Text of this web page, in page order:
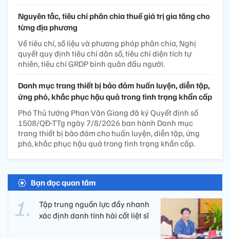
Nguyên tắc, tiêu chí phân chia thuế giá trị gia tăng cho
từng địa phương
Về tiêu chí, số liệu và phương pháp phân chia, Nghị
quyết quy định tiêu chí dân số, tiêu chí diện tích tự
nhiên, tiêu chí GRDP bình quân đầu người.
Danh mục trang thiết bị bảo đảm huấn luyện, diễn tập,
ứng phó, khắc phục hậu quả trong tình trạng khẩn cấp
Phó Thủ tướng Phan Văn Giang đã ký Quyết định số
1508/QĐ-TTg ngày 7/8/2026 ban hành Danh mục
trang thiết bị bảo đảm cho huấn luyện, diễn tập, ứng
phó, khắc phục hậu quả trong tình trạng khẩn cấp.
Bạn đọc quan tâm
Tập trung nguồn lực đẩy nhanh
xác định danh tính hài cốt liệt sĩ